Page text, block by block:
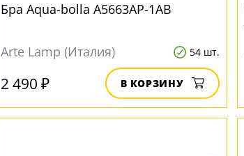
Бра Aqua-bolla A5663AP-1AB
Arte Lamp (Италия) 54 шт.
2 490 ₽ В КОРЗИНУ